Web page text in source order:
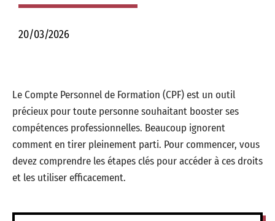
20/03/2026
Le Compte Personnel de Formation (CPF) est un outil
précieux pour toute personne souhaitant booster ses
compétences professionnelles. Beaucoup ignorent
comment en tirer pleinement parti. Pour commencer, vous
devez comprendre les étapes clés pour accéder à ces droits
et les utiliser efficacement.